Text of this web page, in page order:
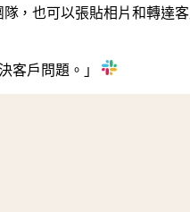
，也可以張貼相片和轉達
客戶問題。」